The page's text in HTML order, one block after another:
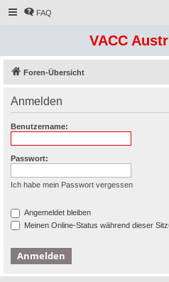
FAQ
VACC
Foren-Übersicht
Anmelden
Benutzername:
Passwort:
Ich habe mein Passwort vergessen
Angemeldet bleiben
Meinen Online-Status während dieser